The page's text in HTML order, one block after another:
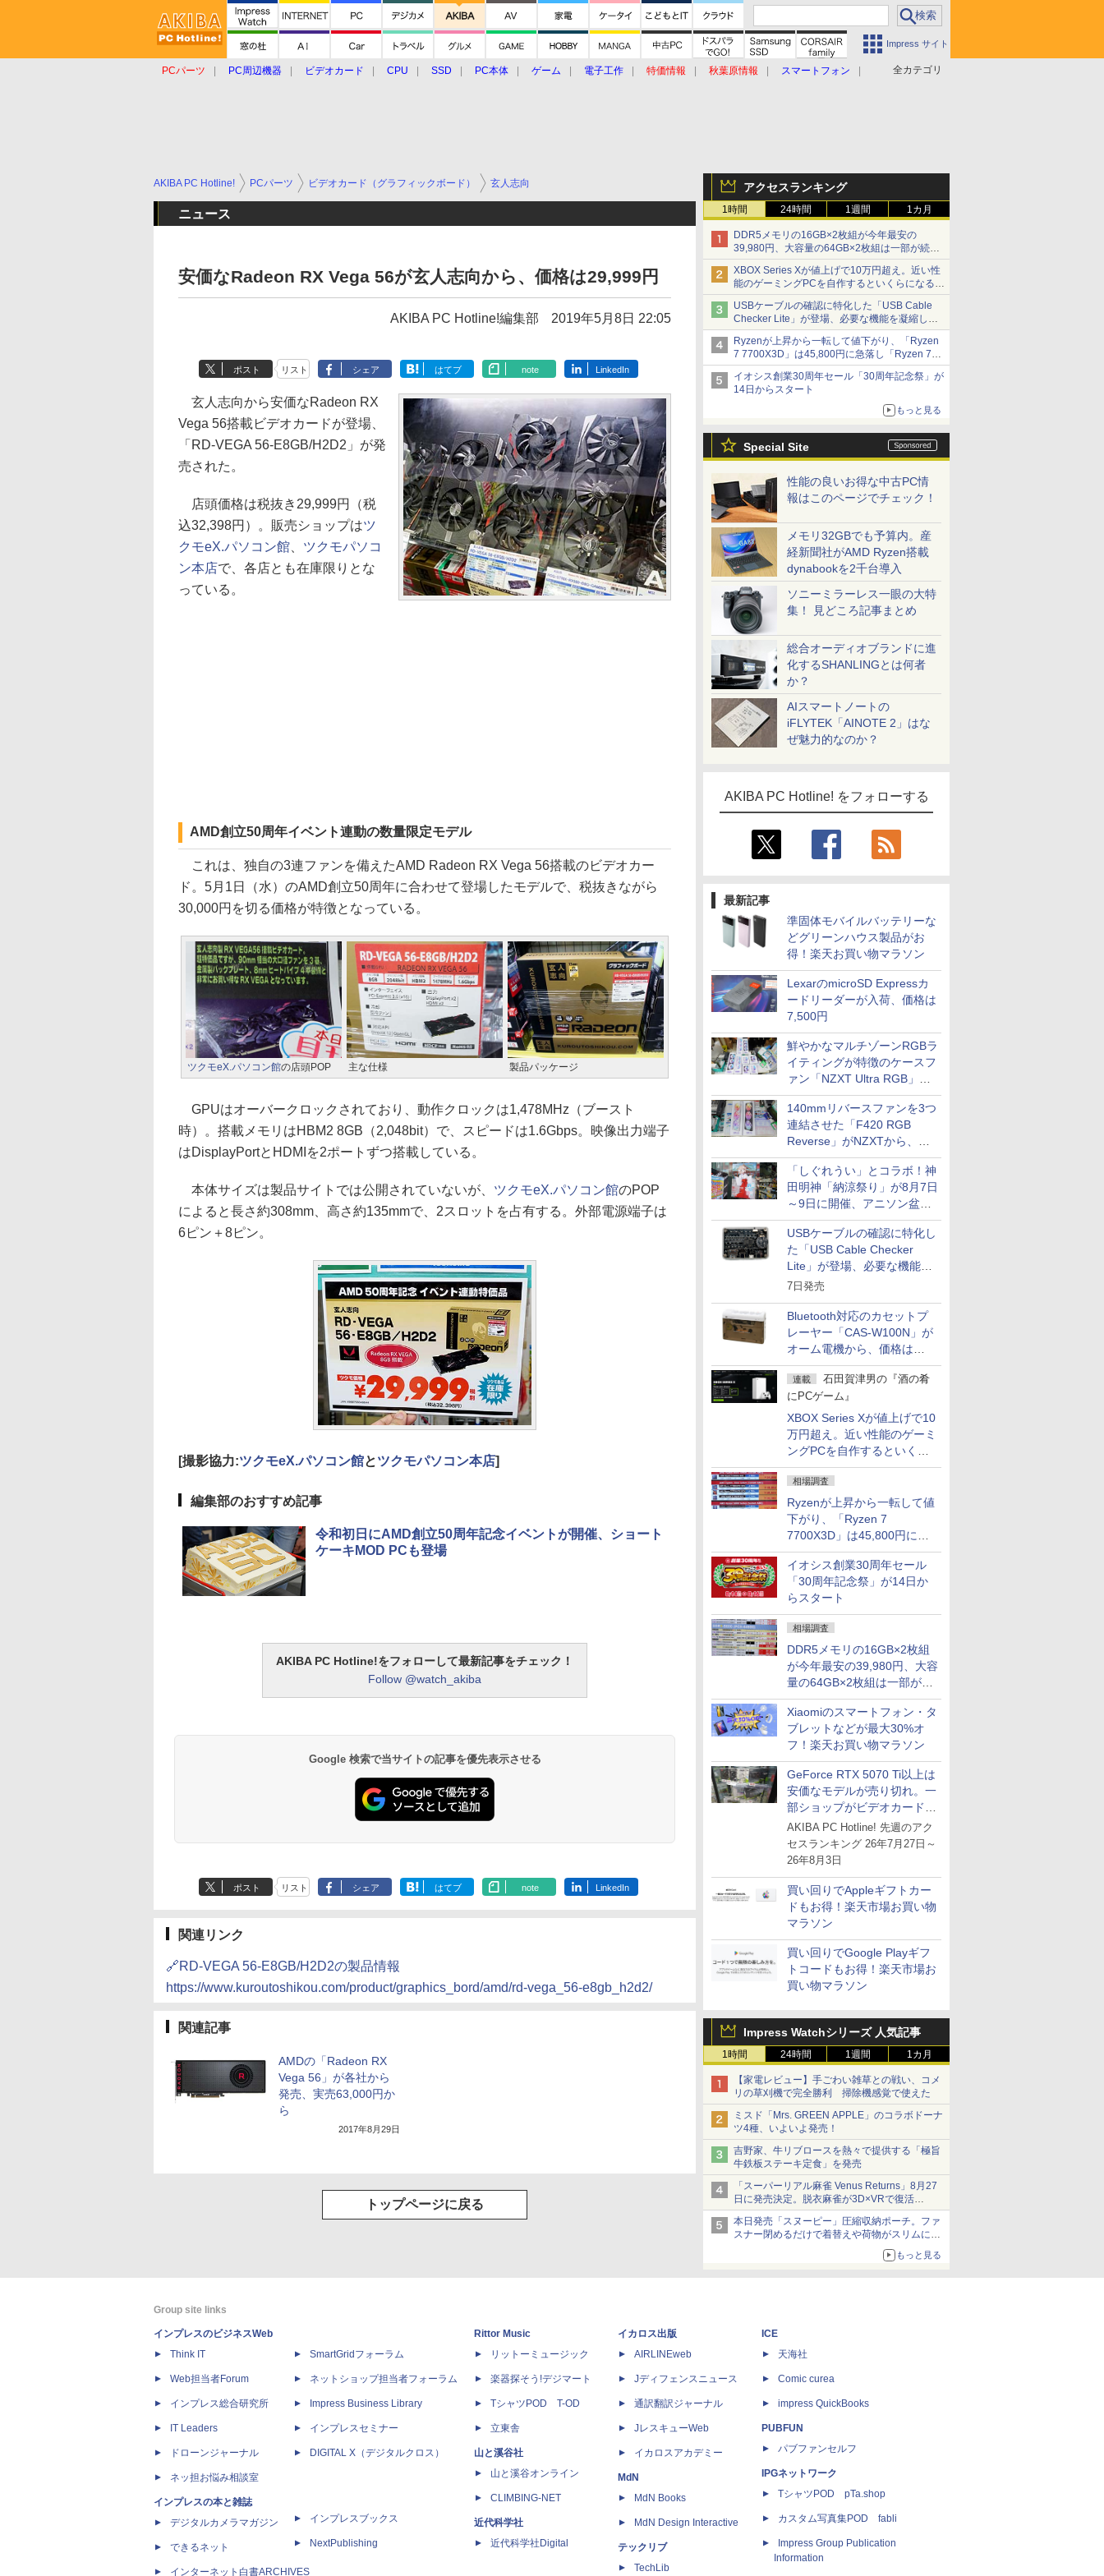
Impress サイト
全カテゴリ
PCパーツ PC周辺機器 ビデオカード CPU SSD PC本体 ゲーム 電子工作 特価情報 秋葉原情報
スマートフォン
アクセスランキング
1時間 24時間 1週間 1カ月
DDR5メモリの16GB×2枚組が今年最安の
39,980円、大容量の64GB×2枚組は一部が続騰
[8月前半のメモリ価格]
XBOX Series Xが値上げで10万円超え。近い性
能のゲーミングPCを自作するといくらになる？
【石田賀津男の『酒の肴にPCゲーム』】
USBケーブルの確認に特化した「USB Cable
Checker Lite」が登場、必要な機能を凝縮しコ
ンパクトに 7日発売
Ryzenが上昇から一転して値下がり、「Ryzen
7 7700X3D」は45,800円に急落し「Ryzen 7
7800X3D」との価格逆転解消 [8月前半のCPU
価格]
イオシス創業30周年セール「30周年記念祭」が
14日からスタート
もっと見る
Special Site
性能の良いお得な中古PC情
報はこのページでチェック！
メモリ32GBでも予算内。産
経新聞社がAMD Ryzen搭載
dynabookを2千台導入
ソニーミラーレス一眼の大特
集！ 見どころ記事まとめ
総合オーディオブランドに進
化するSHANLINGとは何者
か？
AIスマートノートの
iFLYTEK「AINOTE 2」はな
ぜ魅力的なのか？
AKIBA PC Hotline! をフォローする
最新記事
準固体モバイルバッテリーな
どグリーンハウス製品がお
得！楽天お買い物マラソン
LexarのmicroSD Expressカ
ードリーダーが入荷、価格は
7,500円
鮮やかなマルチゾーンRGBラ
イティングが特徴のケースフ
ァン「NZXT Ultra RGB」が
発売、計8製品
140mmリバースファンを3つ
連結させた「F420 RGB
Reverse」がNZXTから、単
一フレーム採用
「しぐれうい」とコラボ！神
田明神「納涼祭り」が8月7日
～9日に開催、アニソン盆踊
りや屋台グルメなどもあり
USBケーブルの確認に特化し
た「USB Cable Checker
Lite」が登場、必要な機能を
凝縮しコンパクトに
7日発売
Bluetooth対応のカセットプ
レーヤー「CAS-W100N」が
オーム電機から、価格は
5,940円
連載
石田賀津男の『酒の肴
にPCゲーム』
XBOX Series Xが値上げで10
万円超え。近い性能のゲーミ
ングPCを自作するといくら
になる？
相場調査
Ryzenが上昇から一転して値
下がり、「Ryzen 7
7700X3D」は45,800円に急
落し「Ryzen 7 7800X3D」
との価格逆転解消 [8月前半の
CPU価格]
イオシス創業30周年セール
「30周年記念祭」が14日か
らスタート
相場調査
DDR5メモリの16GB×2枚組
が今年最安の39,980円、大容
量の64GB×2枚組は一部が続
騰 [8月前半のメモリ価格]
Xiaomiのスマートフォン・タ
ブレットなどが最大30%オ
フ！楽天お買い物マラソン
GeForce RTX 5070 Ti以上は
安価なモデルが売り切れ。一
部ショップがビデオカードの
購入制限を実施したニュース
が注目を集める
AKIBA PC Hotline! 先週のアク
セスランキング 26年7月27日～
26年8月3日
買い回りでAppleギフトカー
ドもお得！楽天市場お買い物
マラソン
買い回りでGoogle Playギフ
トコードもお得！楽天市場お
買い物マラソン
Impress Watchシリーズ 人気記事
1時間 24時間 1週間 1カ月
【家電レビュー】手ごわい雑草との戦い、コメ
リの草刈機で完全勝利 掃除機感覚で使えた
ミスド「Mrs. GREEN APPLE」のコラボドーナ
ツ4種、いよいよ発売！
吉野家、牛リブロースを熱々で提供する「極旨
牛鉄板ステーキ定食」を発売
「スーパーリアル麻雀 Venus Returns」8月27
日に発売決定。脱衣麻雀が3D×VRで復活
発売から2週間は20%オフになるセールが実施
本日発売「スヌーピー」圧縮収納ポーチ。ファ
スナー閉めるだけで着替えや荷物がスリムにま
もっと見る
AKIBA PC Hotline! PCパーツ ビデオカード（グラフィックボード） 玄人志向
ニュース
安価なRadeon RX Vega 56が玄人志向から、価格は29,999円
AKIBA PC Hotline!編集部 2019年5月8日 22:05
ポスト リスト シェア はてブ note LinkedIn
玄人志向から安価なRadeon RX
Vega 56搭載ビデオカードが登場、
「RD-VEGA 56-E8GB/H2D2」が発
売された。
店頭価格は税抜き29,999円（税
込32,398円）。販売ショップはツ
クモeX.パソコン館
ツクモパソコ
ン本店で、各店とも在庫限りとな
っている。
AMD創立50周年イベント連動の数量限定モデル
これは、独自の3連ファンを備えたAMD Radeon RX Vega 56搭載のビデオカー
ド。5月1日（水）のAMD創立50周年に合わせて登場したモデルで、税抜きながら
30,000円を切る価格が特徴となっている。
ツクモeX.パソコン館の店頭POP 主な仕様 製品パッケージ
GPUはオーバークロックされており、動作クロックは1,478MHz（ブースト
時）。搭載メモリはHBM2 8GB（2,048bit）で、スピードは1.6Gbps。映像出力端子
はDisplayPortとHDMIを2ポートずつ搭載している。
本体サイズは製品サイトでは公開されていないが、 ツクモeX.パソコン館のPOP
によると長さ約308mm、高さ約135mmで、2スロットを占有する。外部電源端子は
6ピン＋8ピン。
[撮影協力:ツクモeX.パソコン館とツクモパソコン本店]
編集部のおすすめ記事
令和初日にAMD創立50周年記念イベントが開催、ショート
ケーキMOD PCも登場
AKIBA PC Hotline!をフォローして最新記事をチェック！
Follow @watch_akiba
Google 検索で当サイトの記事を優先表示させる
ポスト リスト シェア はてブ note LinkedIn
関連リンク
🔗RD-VEGA 56-E8GB/H2D2の製品情報
https://www.kuroutoshikou.com/product/graphics_bord/amd/rd-vega_56-e8gb_h2d2/
関連記事
AMDの「Radeon RX
Vega 56」が各社から
発売、実売63,000円か
ら
2017年8月29日
トップページに戻る
Group site links
インプレスのビジネスWeb
Think IT
Web担当者Forum
インプレス総合研究所
IT Leaders
ドローンジャーナル
ネッ担お悩み相談室
インプレスの本と雑誌
デジタルカメラマガジン
できるネット
インターネット白書ARCHIVES
SmartGridフォーラム
ネットショップ担当者フォーラム
Impress Business Library
インプレスセミナー
DIGITAL X（デジタルクロス）
インプレスブックス
NextPublishing
Rittor Music
リットーミュージック
楽器探そう!デジマート
TシャツPOD T-OD
立東舎
山と溪谷社
山と溪谷オンライン
CLIMBING-NET
近代科学社
近代科学社Digital
イカロス出版
AIRLINEweb
Jディフェンスニュース
通訳翻訳ジャーナル
JレスキューWeb
イカロスアカデミー
MdN
MdN Books
MdN Design Interactive
テックリブ
TechLib
ICE
天海社
Comic curea
impress QuickBooks
PUBFUN
パブファンセルフ
IPGネットワーク
TシャツPOD pTa.shop
カスタム写真集POD fabli
Impress Group Publication
Information